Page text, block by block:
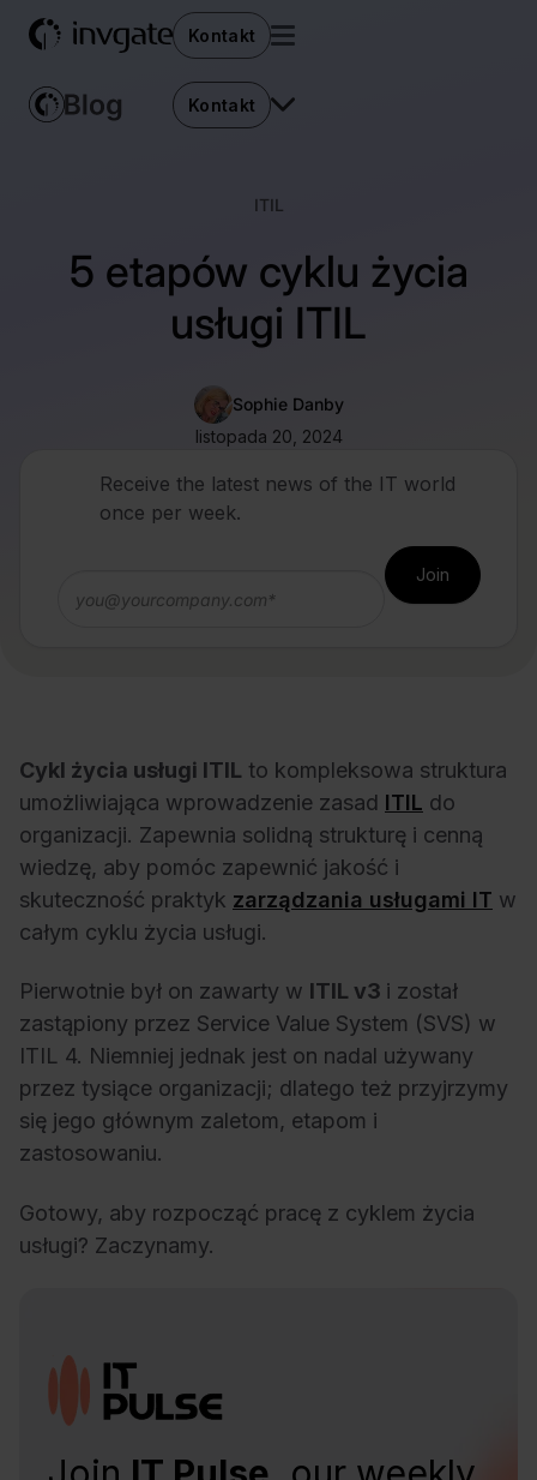
Kontakt
Kontakt
ITIL
5 etapów cyklu życia
usługi ITIL
Sophie Danby
listopada 20, 2024
Receive the latest news of the IT world
once per week.
Cykl życia usługi ITIL to kompleksowa struktura
umożliwiająca wprowadzenie zasad ITIL do
organizacji. Zapewnia solidną strukturę i cenną
wiedzę, aby pomóc zapewnić jakość i
skuteczność praktyk zarządzania usługami IT w
całym cyklu życia usługi.
Pierwotnie był on zawarty w ITIL v3 i został
zastąpiony przez Service Value System (SVS) w
ITIL 4. Niemniej jednak jest on nadal używany
przez tysiące organizacji; dlatego też przyjrzymy
się jego głównym zaletom, etapom i
zastosowaniu.
Gotowy, aby rozpocząć pracę z cyklem życia
usługi? Zaczynamy.